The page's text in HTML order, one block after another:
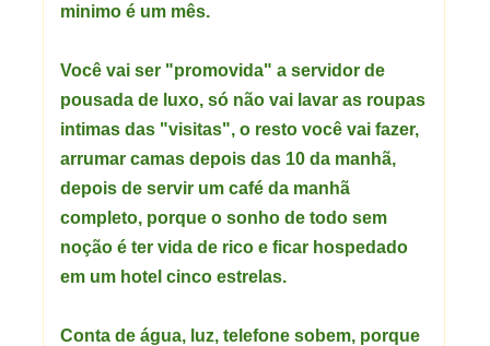
minimo é um mês.
Você vai ser "promovida" a servidor de
pousada de luxo, só não vai lavar as roupas
intimas das "visitas", o resto você vai fazer,
arrumar camas depois das 10 da manhã,
depois de servir um café da manhã
completo, porque o sonho de todo sem
noção é ter vida de rico e ficar hospedado
em um hotel cinco estrelas.
Conta de água, luz, telefone sobem, porque